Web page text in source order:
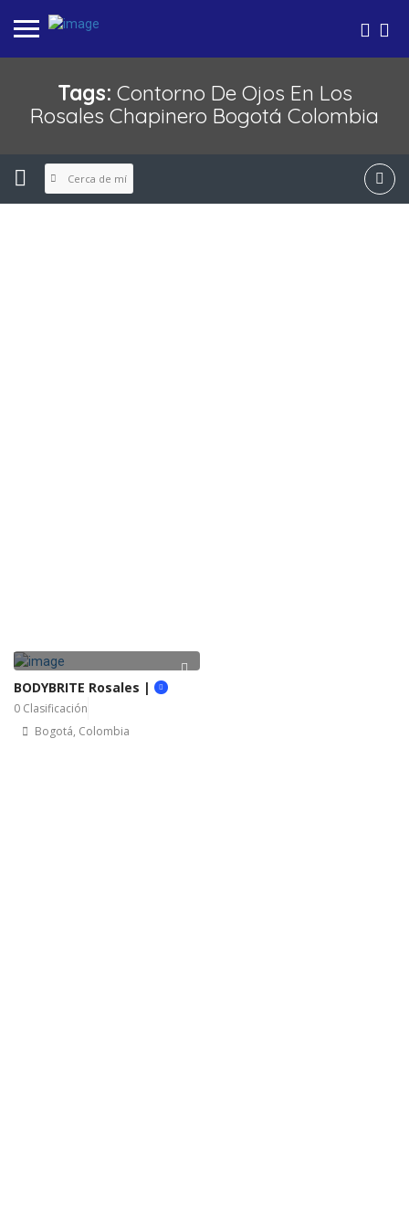
Tags: Contorno De Ojos En Los
Rosales Chapinero Bogotá Colombia
Cerca de mí
BODYBRITE Rosales |
0 Clasificación
Bogotá, Colombia